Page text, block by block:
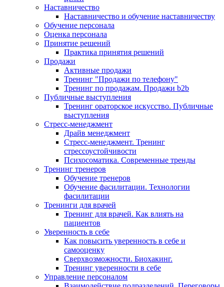
Наставничество
Наставничество и обучение наставничеству
Обучение персонала
Оценка персонала
Принятие решений
Практика принятия решений
Продажи
Активные продажи
Тренинг "Продажи по телефону"
Тренинг по продажам. Продажи b2b
Публичные выступления
Тренинг ораторское искусство. Публичные
выступления
Стресс-менеджмент
Драйв менеджмент
Стресс-менеджмент. Тренинг
стрессоустойчивости
Психосоматика. Современные тренды
Тренинг тренеров
Обучение тренеров
Обучение фасилитации. Технологии
фасилитации
Тренинги для врачей
Тренинг для врачей. Как влиять на
пациентов
Уверенность в себе
Как повысить уверенность в себе и
самооценку
Сверхвозможности. Биохакинг.
Тренинг уверенности в себе
Управление персоналом